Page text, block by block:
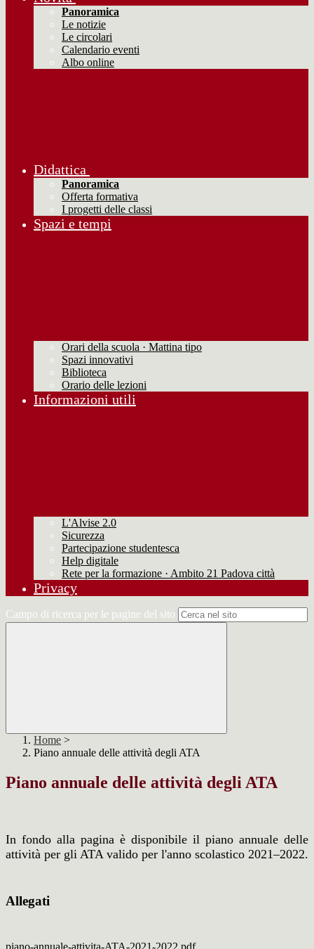
Panoramica
Le notizie
Le circolari
Calendario eventi
Albo online
Didattica
Panoramica
Offerta formativa
I progetti delle classi
Spazi e tempi
Orari della scuola · Mattina tipo
Spazi innovativi
Biblioteca
Orario delle lezioni
Informazioni utili
L'Alvise 2.0
Sicurezza
Partecipazione studentesca
Help digitale
Rete per la formazione · Ambito 21 Padova città
Privacy
Campo di ricerca per le pagine del sito
Home >
Piano annuale delle attività degli ATA
Piano annuale delle attività degli ATA
In fondo alla pagina è disponibile il piano annuale delle
attività per gli ATA valido per l'anno scolastico 2021–2022.
Allegati
piano-annuale-attivita-ATA-2021-2022.pdf